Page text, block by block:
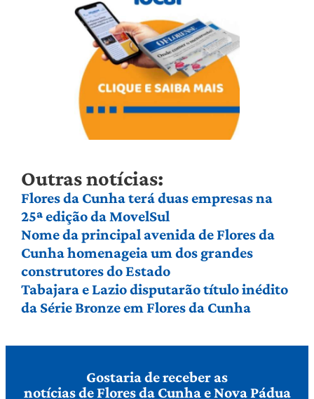
Outras notícias:
Flores da Cunha terá duas empresas na
25ª edição da MovelSul
Nome da principal avenida de Flores da
Cunha homenageia um dos grandes
construtores do Estado
Tabajara e Lazio disputarão título inédito
da Série Bronze em Flores da Cunha
Gostaria de receber as
notícias de Flores da Cunha e Nova Pádua